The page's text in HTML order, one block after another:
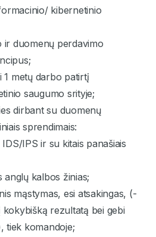
kibernetinio
ir duomenų perdavimo
1 metų darbo patirtį
saugumo srityje;
dirbant su duomenų
sprendimais:
IPS ir su kitais panašiais
kalbos žinias;
mąstymas, esi atsakingas, (-
rezultatą bei gebi
tiek komandoje;